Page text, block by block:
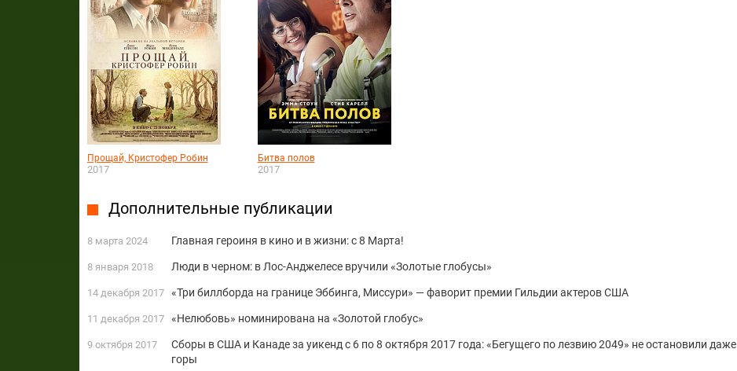
Прощай, Кристофер Робин
2017
Битва полов
2017
Дополнительные публикации
8 марта 2024 Главная героиня в кино и в жизни: с 8 Марта!
8 января 2018 Люди в черном: в Лос-Анджелесе вручили «Золотые глобусы»
14 декабря 2017 «Три биллборда на границе Эббинга, Миссури» — фаворит премии Гильдии актеров США
11 декабря 2017 «Нелюбовь» номинирована на «Золотой глобус»
9 октября 2017
Сборы в США и Канаде за уикенд с 6 по 8 октября 2017 года: «Бегущего по лезвию 2049» не остановили даже
горы